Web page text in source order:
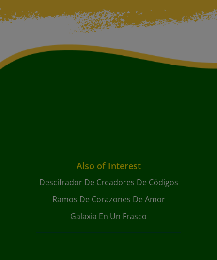
Also of Interest
Descifrador De Creadores De Códigos
Ramos De Corazones De Amor
Galaxia En Un Frasco